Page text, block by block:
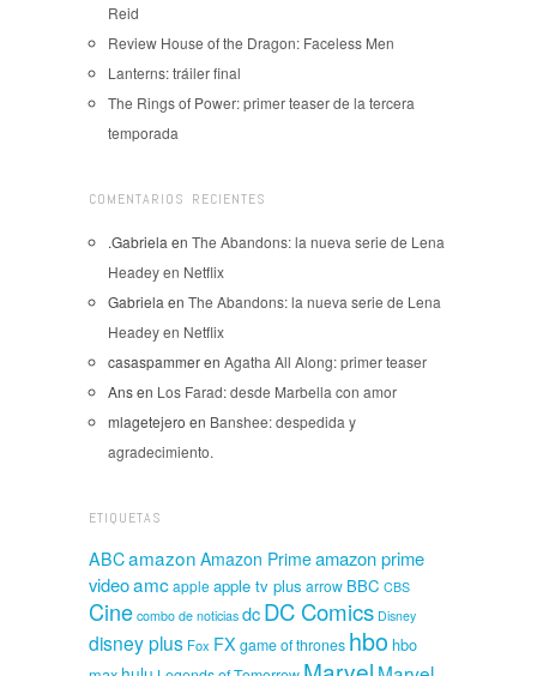
Reid
Review House of the Dragon: Faceless Men
Lanterns: tráiler final
The Rings of Power: primer teaser de la tercera
temporada
COMENTARIOS RECIENTES
.Gabriela en The Abandons: la nueva serie de Lena
Headey en Netflix
Gabriela en The Abandons: la nueva serie de Lena
Headey en Netflix
casaspammeren Agatha All Along: primer teaser
Ansen Los Farad: desde Marbella con amor
mlagetejero en Banshee: despedida y
agradecimiento.
ETIQUETAS
ABCamazon Amazon Primeamazon prime
videoamcapple apple tv plus arrow BBC CBS
Cine combo de noticias dcDC Comics Disney
disney plus Fox FX game of thrones hbo hbo